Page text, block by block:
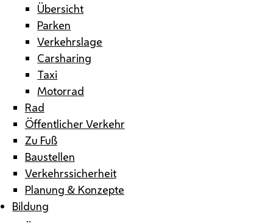
Übersicht
Parken
Verkehrslage
Carsharing
Taxi
Motorrad
Rad
Öffentlicher Verkehr
Zu Fuß
Baustellen
Verkehrssicherheit
Planung & Konzepte
Bildung